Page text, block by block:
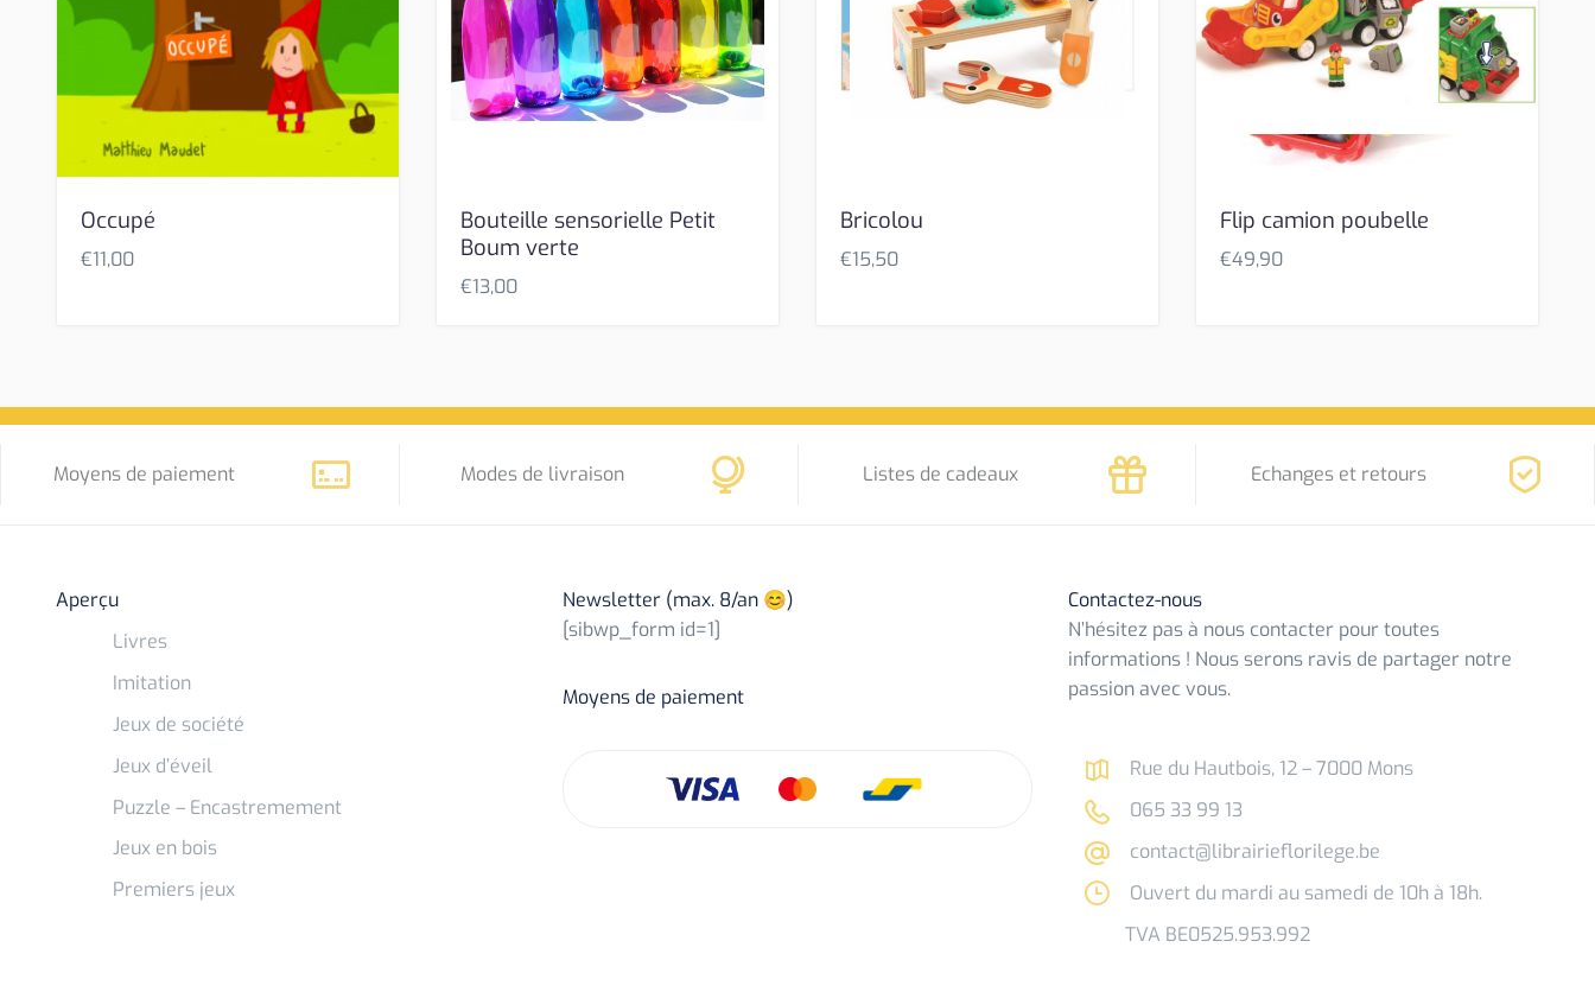
Occupé
€11,00
Bouteille sensorielle Petit
Boum verte
€13,00
Bricolou
€15,50
Flip camion poubelle
€49,90
Moyens de paiement Modes de livraison Listes de cadeaux Echanges et retours
Aperçu
Livres
Imitation
Jeux de société
Jeux d’éveil
Puzzle – Encastremement
Jeux en bois
Premiers jeux
Newsletter (max. 8/an 😊)
[sibwp_form id=1]
Moyens de paiement
Contactez-nous
N’hésitez pas à nous contacter pour toutes
informations ! Nous serons ravis de partager notre
passion avec vous.
Rue du Hautbois, 12 – 7000 Mons
065 33 99 13
contact@librairieflorilege.be
Ouvert du mardi au samedi de 10h à 18h.
TVA BE0525.953.992